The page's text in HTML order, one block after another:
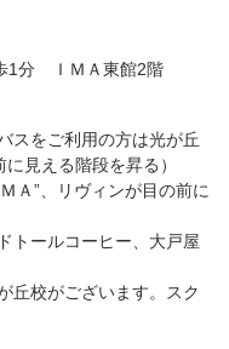
1分 ＩＭＡ東館2階
スをご利用の方は光が丘
見える階段を昇る）
Ａ”、リヴィンが目の前に
トールコーヒー、大戸屋
丘校がございます。スク